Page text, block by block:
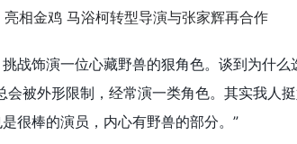
战饰演一位心藏野兽的狠角色。谈到为什么
会被外形限制，经常演一类角色。其实我人
很棒的演员，内心有野兽的部分。”